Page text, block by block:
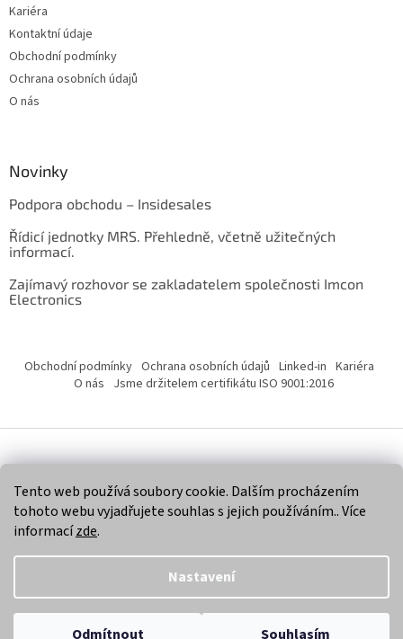
Tento web používá soubory cookie. Dalším procházením
tohoto webu vyjadřujete souhlas s jejich používáním.. Více
informacízde.
Nastavení
Odmítnout Souhlasím
Kariéra
Kontaktní údaje
Obchodní podmínky
Ochrana osobních údajů
O nás
Novinky
Podpora obchodu – Insidesales
Řídicí jednotky MRS. Přehledně, včetně užitečných
informací.
Zajímavý rozhovor se zakladatelem společnosti Imcon
Electronics
Obchodní podmínky Ochrana osobních údajů Linked-in Kariéra
O nás Jsme držitelem certifikátu ISO 9001:2016
Copyright 2026